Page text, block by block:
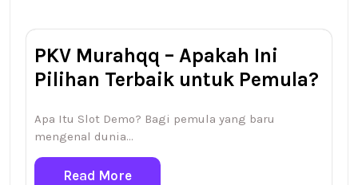
PKV Murahqq – Apakah Ini
Pilihan Terbaik untuk Pemula?
Apa Itu Slot Demo? Bagi pemula yang baru
mengenal dunia…
Read More